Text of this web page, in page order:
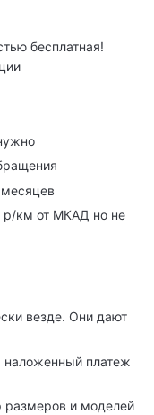
бесплатная!
р/км от МКАД но не
везде. Они дают
наложенный платеж
и моделей